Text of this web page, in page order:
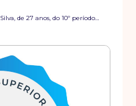
de 27 anos, do 10º período…